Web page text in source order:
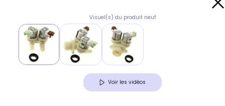
Visuel(s) du produit neuf
Voir les vidéos